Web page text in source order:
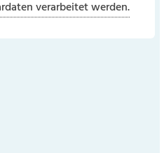
verarbeitet werden.